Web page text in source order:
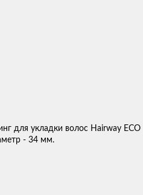
для укладки волос Hairway ECO
- 34 мм.